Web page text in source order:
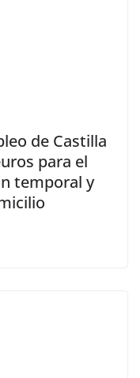
de Castilla
para el
temporal y